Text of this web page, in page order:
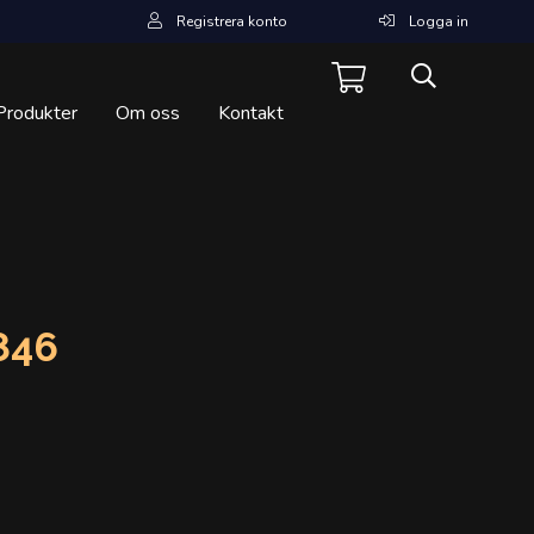
Registrera konto Logga in
Om oss Kontakt